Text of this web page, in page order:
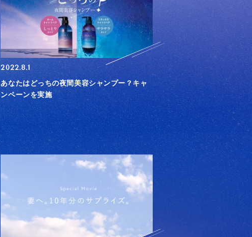
2022.8.1
あなたはどっちの夜間美容シャンプー？キャ
ンペーンを実施